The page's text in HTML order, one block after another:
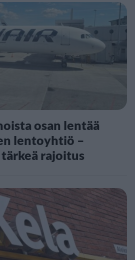
osan lentää
lentoyhtiö –
rajoitus